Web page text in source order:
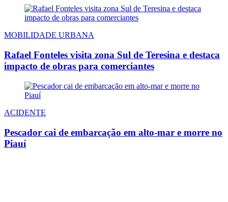
MOBILIDADE URBANA
Rafael Fonteles visita zona Sul de Teresina e destaca
impacto de obras para comerciantes
ACIDENTE
Pescador cai de embarcação em alto-mar e morre no
Piauí